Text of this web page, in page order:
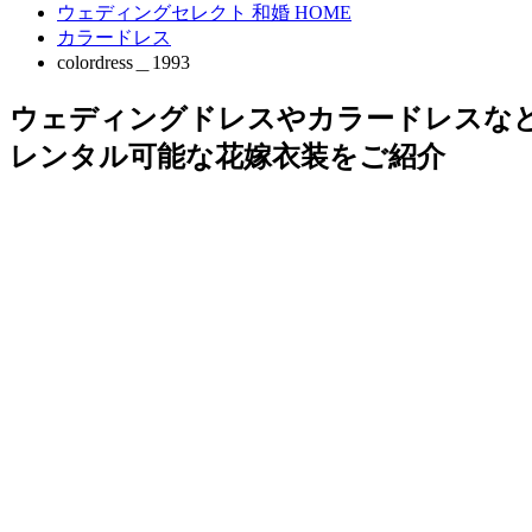
ウェディングセレクト 和婚 HOME
カラードレス
colordress＿1993
ウェディングドレスやカラードレスな
レンタル可能な花嫁衣装をご紹介